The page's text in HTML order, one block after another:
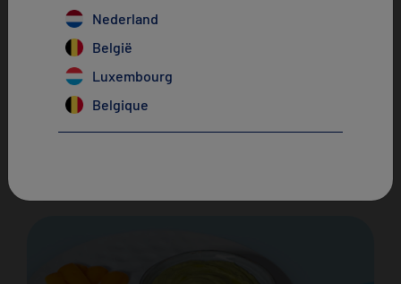
Lasagne met gehakt en aardappelen
Nederland
België
Luxembourg
Belgique